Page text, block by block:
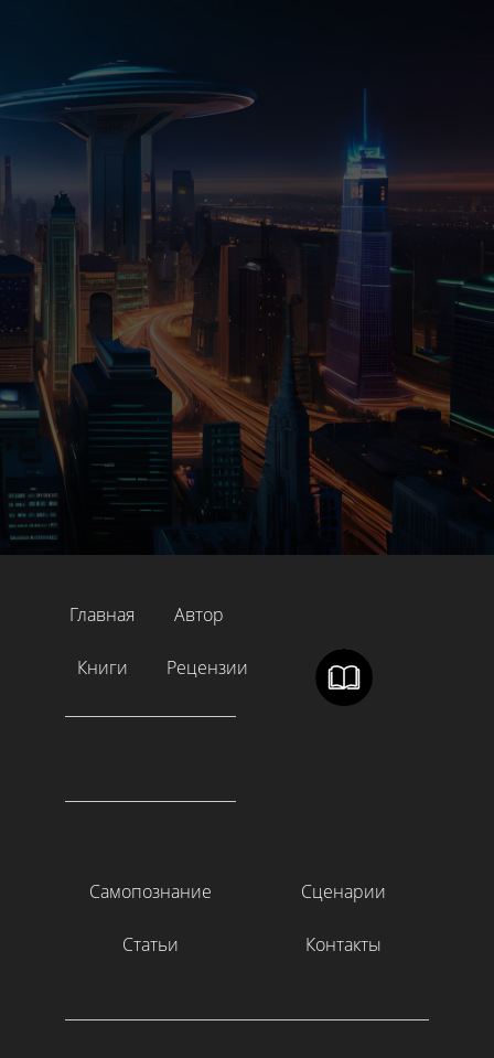
Главная Автор
Книги Рецензии
Самопознание Сценарии
Статьи Контакты